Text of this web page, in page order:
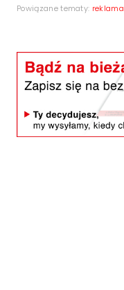
Powiązane tematy: reklama